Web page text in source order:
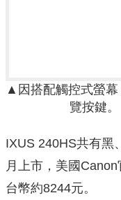
▲因搭配觸控式螢幕
覽按鍵
IXUS 240HS共有黑
月上市，美國
台幣約8244元。